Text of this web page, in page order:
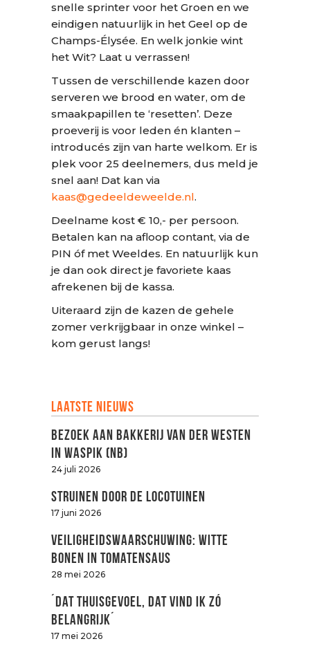
snelle sprinter voor het Groen en we
eindigen natuurlijk in het Geel op de
Champs-Élysée. En welk jonkie wint
het Wit? Laat u verrassen!
Tussen de verschillende kazen door
serveren we brood en water, om de
smaakpapillen te ‘resetten’. Deze
proeverij is voor leden én klanten –
introducés zijn van harte welkom. Er is
plek voor 25 deelnemers, dus meld je
snel aan! Dat kan via
kaas@gedeeldeweelde.nl.
Deelname kost € 10,- per persoon.
Betalen kan na afloop contant, via de
PIN óf met Weeldes. En natuurlijk kun
je dan ook direct je favoriete kaas
afrekenen bij de kassa.
Uiteraard zijn de kazen de gehele
zomer verkrijgbaar in onze winkel –
kom gerust langs!
Laatste nieuws
Bezoek aan Bakkerij van der Westen
in Waspik (NB)
24 juli 2026
Struinen door de LOCOtuinen
17 juni 2026
Veiligheidswaarschuwing: witte
bonen in tomatensaus
28 mei 2026
´Dat thuisgevoel, dat vind ik zó
belangrijk´
17 mei 2026